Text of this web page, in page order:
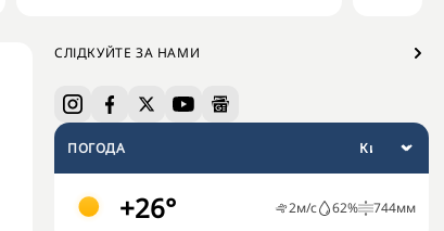
СЛІДКУЙТЕ ЗА НАМИ
ПОГОДА
+26° 2м/с 62% 744мм